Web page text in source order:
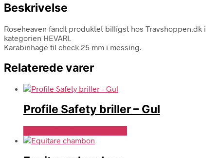
Beskrivelse
Roseheaven fandt produktet billigst hos Travshoppen.dk i
kategorien HEVARI.
Karabinhage til check 25 mm i messing.
Relaterede varer
Profile Safety briller – Gul